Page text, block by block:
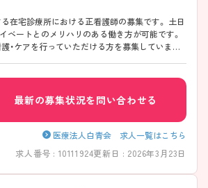
宅診療所における正看護師の募集です。 土日
ベートとのメリハリのある働き方が可能です。
・ケアを行っていただける方を募集していま
最新の募集状況を問い合わせる
医療法人白青会 求人一覧はこちら
求人番号 : 10111924更新日 : 2026年3月23日